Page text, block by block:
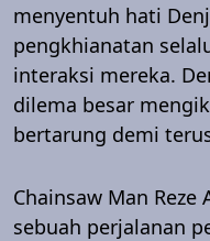
menyentuh hati
pengkhianatan
interaksi mereka.
dilema besar
bertarung demi
Chainsaw Man
sebuah perjalanan